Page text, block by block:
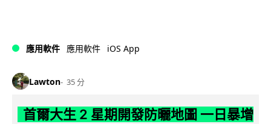
應用軟件 應用軟件 iOS App
Lawton 35 分
首爾大生 2 星期開發防曬地圖 一日暴增